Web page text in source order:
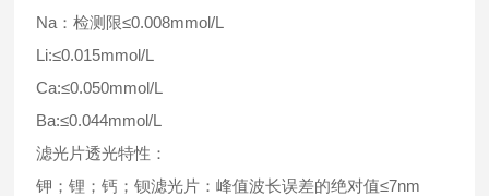
Na：检测限≤0.008mmol/L
Li:≤0.015mmol/L
Ca:≤0.050mmol/L
Ba:≤0.044mmol/L
滤光片透光特性：
钾；锂；钙；钡滤光片：峰值波长误差的绝对值≤7nm